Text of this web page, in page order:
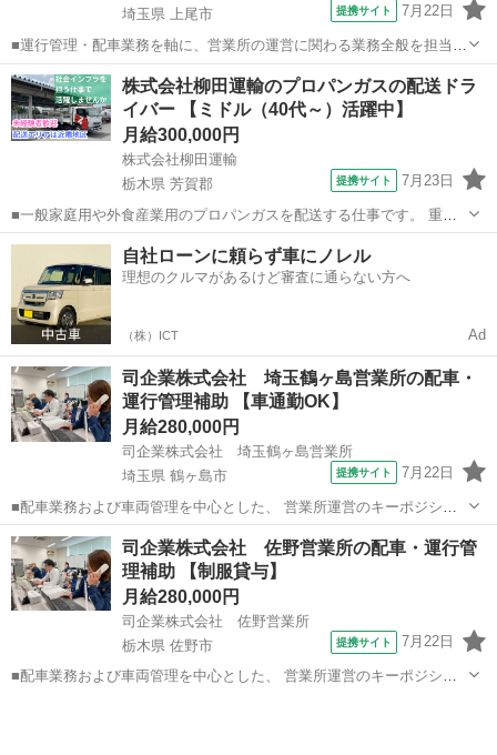
埼玉県 上尾市
提携サイト 7月22日
■運行管理・配車業務を軸に、営業所の運営に関わる業務全般を担当し
ます。 ■主な業務 ・配車業務（ドライバーと配送案件の割り振り） ・
点呼（出庫・帰庫時の体調・運行確認） ・安全運行の指導・管理 ・電
話対応（顧客・ドライバー...
埼玉 上尾市 その他
株式会社柳田運輸のプロパンガスの配送ドラ
イバー 【ミドル（40代～）活躍中】
月給300,000円
株式会社柳田運輸
栃木県 芳賀郡
提携サイト 7月23日
■一般家庭用や外食産業用のプロパンガスを配送する仕事です。 重い
物を持つ作業がありますが、コツを覚えれば問題ありません。 未経験
者大歓迎！ 保安業務員の有資格者が3ヶ月間同乗し指導するので安心
です。 ■月給300,000円...
栃木 芳賀郡 その他
自社ローンに頼らず車にノレル
理想のクルマがあるけど審査に通らない方へ
（株）ICT Ad
司企業株式会社 埼玉鶴ヶ島営業所の配車・
運行管理補助 【車通勤OK】
月給280,000円
司企業株式会社 埼玉鶴ヶ島営業所
埼玉県 鶴ヶ島市
提携サイト 7月22日
■配車業務および車両管理を中心とした、 営業所運営のキーポジショ
ンをお任せします。 ＜主な業務内容＞ ・車両の配車計画作成 ・車
検、定期点検、整備スケジュール管理 （ディーラー等との調整含む）
・ドライバーの業務スケジュール...
埼玉 鶴ヶ島市 その他
司企業株式会社 佐野営業所の配車・運行管
理補助 【制服貸与】
月給280,000円
司企業株式会社 佐野営業所
栃木県 佐野市
提携サイト 7月22日
■配車業務および車両管理を中心とした、 営業所運営のキーポジショ